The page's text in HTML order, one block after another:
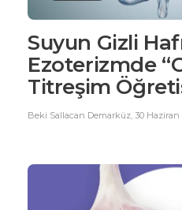
Suyun Gizli
Ezoterizmde
Titreşim
Beki Sallacan Demarküz 30 Haziran